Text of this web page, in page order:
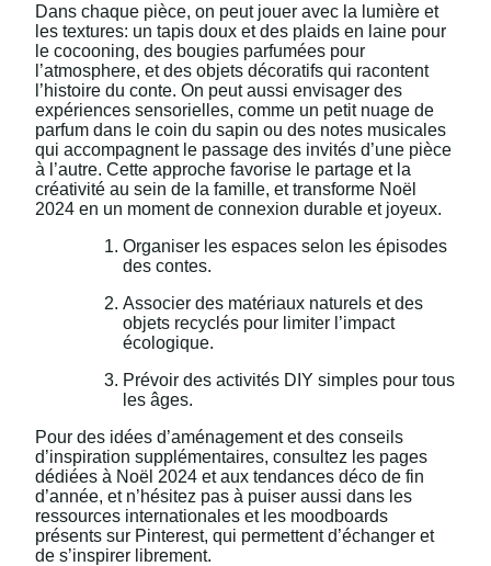
Dans chaque pièce, on peut jouer avec la lumière et
les textures: un tapis doux et des plaids en laine pour
le cocooning, des bougies parfumées pour
l’atmosphere, et des objets décoratifs qui racontent
l’histoire du conte. On peut aussi envisager des
expériences sensorielles, comme un petit nuage de
parfum dans le coin du sapin ou des notes musicales
qui accompagnent le passage des invités d’une pièce
à l’autre. Cette approche favorise le partage et la
créativité au sein de la famille, et transforme Noël
2024 en un moment de connexion durable et joyeux.
Organiser les espaces selon les épisodes
des contes.
Associer des matériaux naturels et des
objets recyclés pour limiter l’impact
écologique.
Prévoir des activités DIY simples pour tous
les âges.
Pour des idées d’aménagement et des conseils
d’inspiration supplémentaires, consultez les pages
dédiées à Noël 2024 et aux tendances déco de fin
d’année, et n’hésitez pas à puiser aussi dans les
ressources internationales et les moodboards
présents sur Pinterest, qui permettent d’échanger et
de s’inspirer librement.